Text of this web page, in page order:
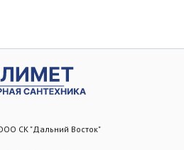
СК "Дальний Восток"